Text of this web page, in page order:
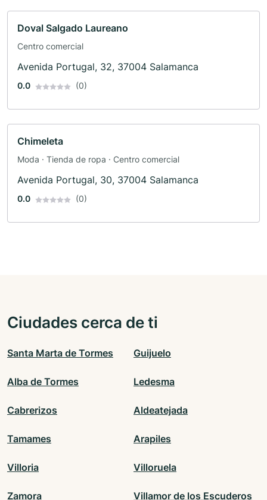
Doval Salgado Laureano
Centro comercial
Avenida Portugal, 32, 37004 Salamanca
0.0 (0)
Chimeleta
Moda · Tienda de ropa · Centro comercial
Avenida Portugal, 30, 37004 Salamanca
0.0 (0)
Ciudades cerca de ti
Santa Marta de Tormes Guijuelo
Alba de Tormes Ledesma
Cabrerizos Aldeatejada
Tamames Arapiles
Villoria Villoruela
Zamora Villamor de los Escuderos